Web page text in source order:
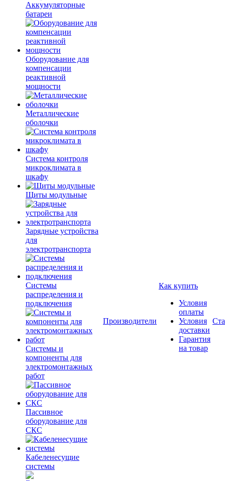
Аккумуляторные
батареи
Оборудование для
компенсации
реактивной
мощности
Металлические
оболочки
Система контроля
микроклимата в
шкафу
Щиты модульные
Зарядные устройства
для
электротранспорта
Системы
распределения и
подключения
Системы и
компоненты для
электромонтажных
работ
Пассивное
оборудование для
СКС
Кабеленесущие
системы
Производители
Как купить
Условия
оплаты
Условия
доставки
Гарантия
на товар